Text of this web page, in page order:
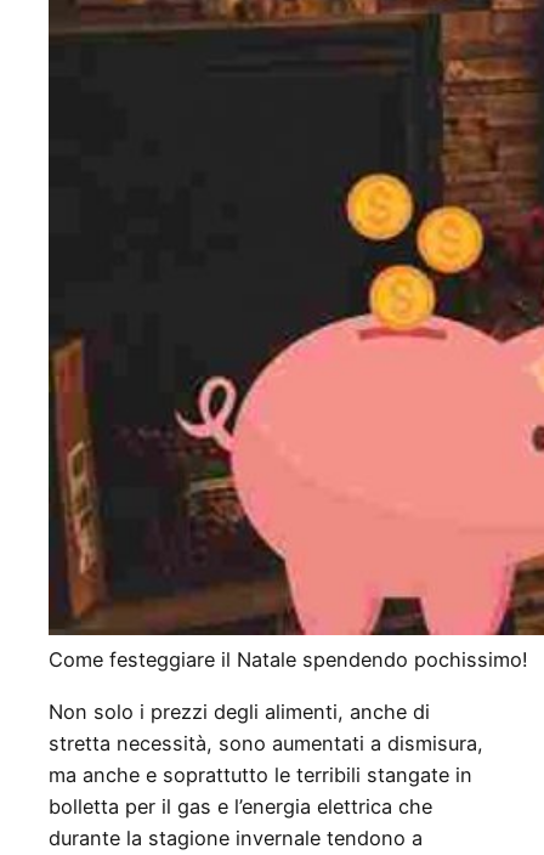
Come festeggiare il Natale spendendo pochissimo!
Non solo i prezzi degli alimenti, anche di
stretta necessità, sono aumentati a dismisura,
ma anche e soprattutto le terribili stangate in
bolletta per il gas e l’energia elettrica che
durante la stagione invernale tendono a